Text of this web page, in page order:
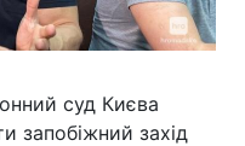
суд Києва
запобіжний захід